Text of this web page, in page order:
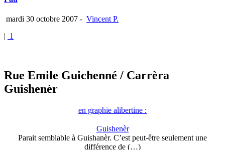
mardi 30 octobre 2007 - Vincent P.
| 1
Rue Emile Guichenné / Carrèra
Guishenèr
en graphie alibertine :
Guishenèr
Parait semblable à Guishanèr. C’est peut-être seulement une
différence de (…)